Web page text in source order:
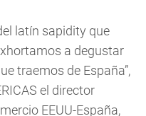
latín sapidity que
a degustar
traemos de España”,
el director
EEUU-España,